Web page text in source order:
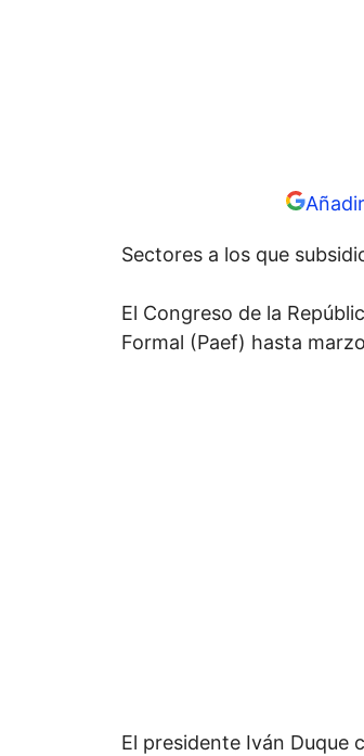
Sectores a los que
El Congreso de la
Formal (Paef) hasta
El presidente Iván Duque